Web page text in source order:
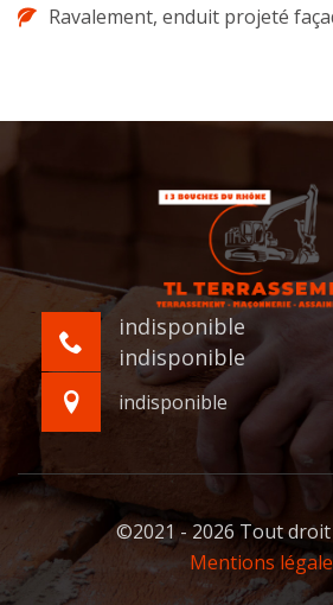
Ravalement, enduit projeté
indisponible
indisponible
indisponible
©2021 - 2026 Tout
Mentions